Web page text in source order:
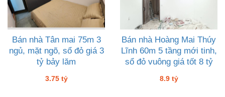
Bán nhà Tân mai 75m 3
ngủ, mặt ngõ, sổ đỏ giá 3
tỷ bảy lăm
3.75 tỷ
Bán nhà Hoàng Mai Thúy
Lĩnh 60m 5 tầng mới tinh,
sổ đỏ vuông giá tốt 8 tỷ
8.9 tỷ